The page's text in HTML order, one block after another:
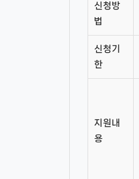
신청방
법
신청기
한
지원내
용